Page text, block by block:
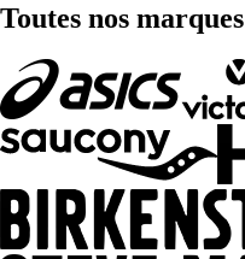
Toutes nos marques